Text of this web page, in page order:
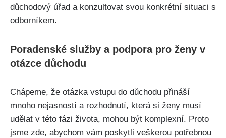
důchodový úřad a konzultovat svou konkrétní situaci s
odborníkem.
Poradenské služby a podpora pro ženy v
otázce důchodu
Chápeme, že otázka vstupu do důchodu přináší
mnoho nejasností a rozhodnutí, která si ženy musí
udělat v této fázi života, mohou být komplexní. Proto
jsme zde, abychom vám poskytli veškerou potřebnou